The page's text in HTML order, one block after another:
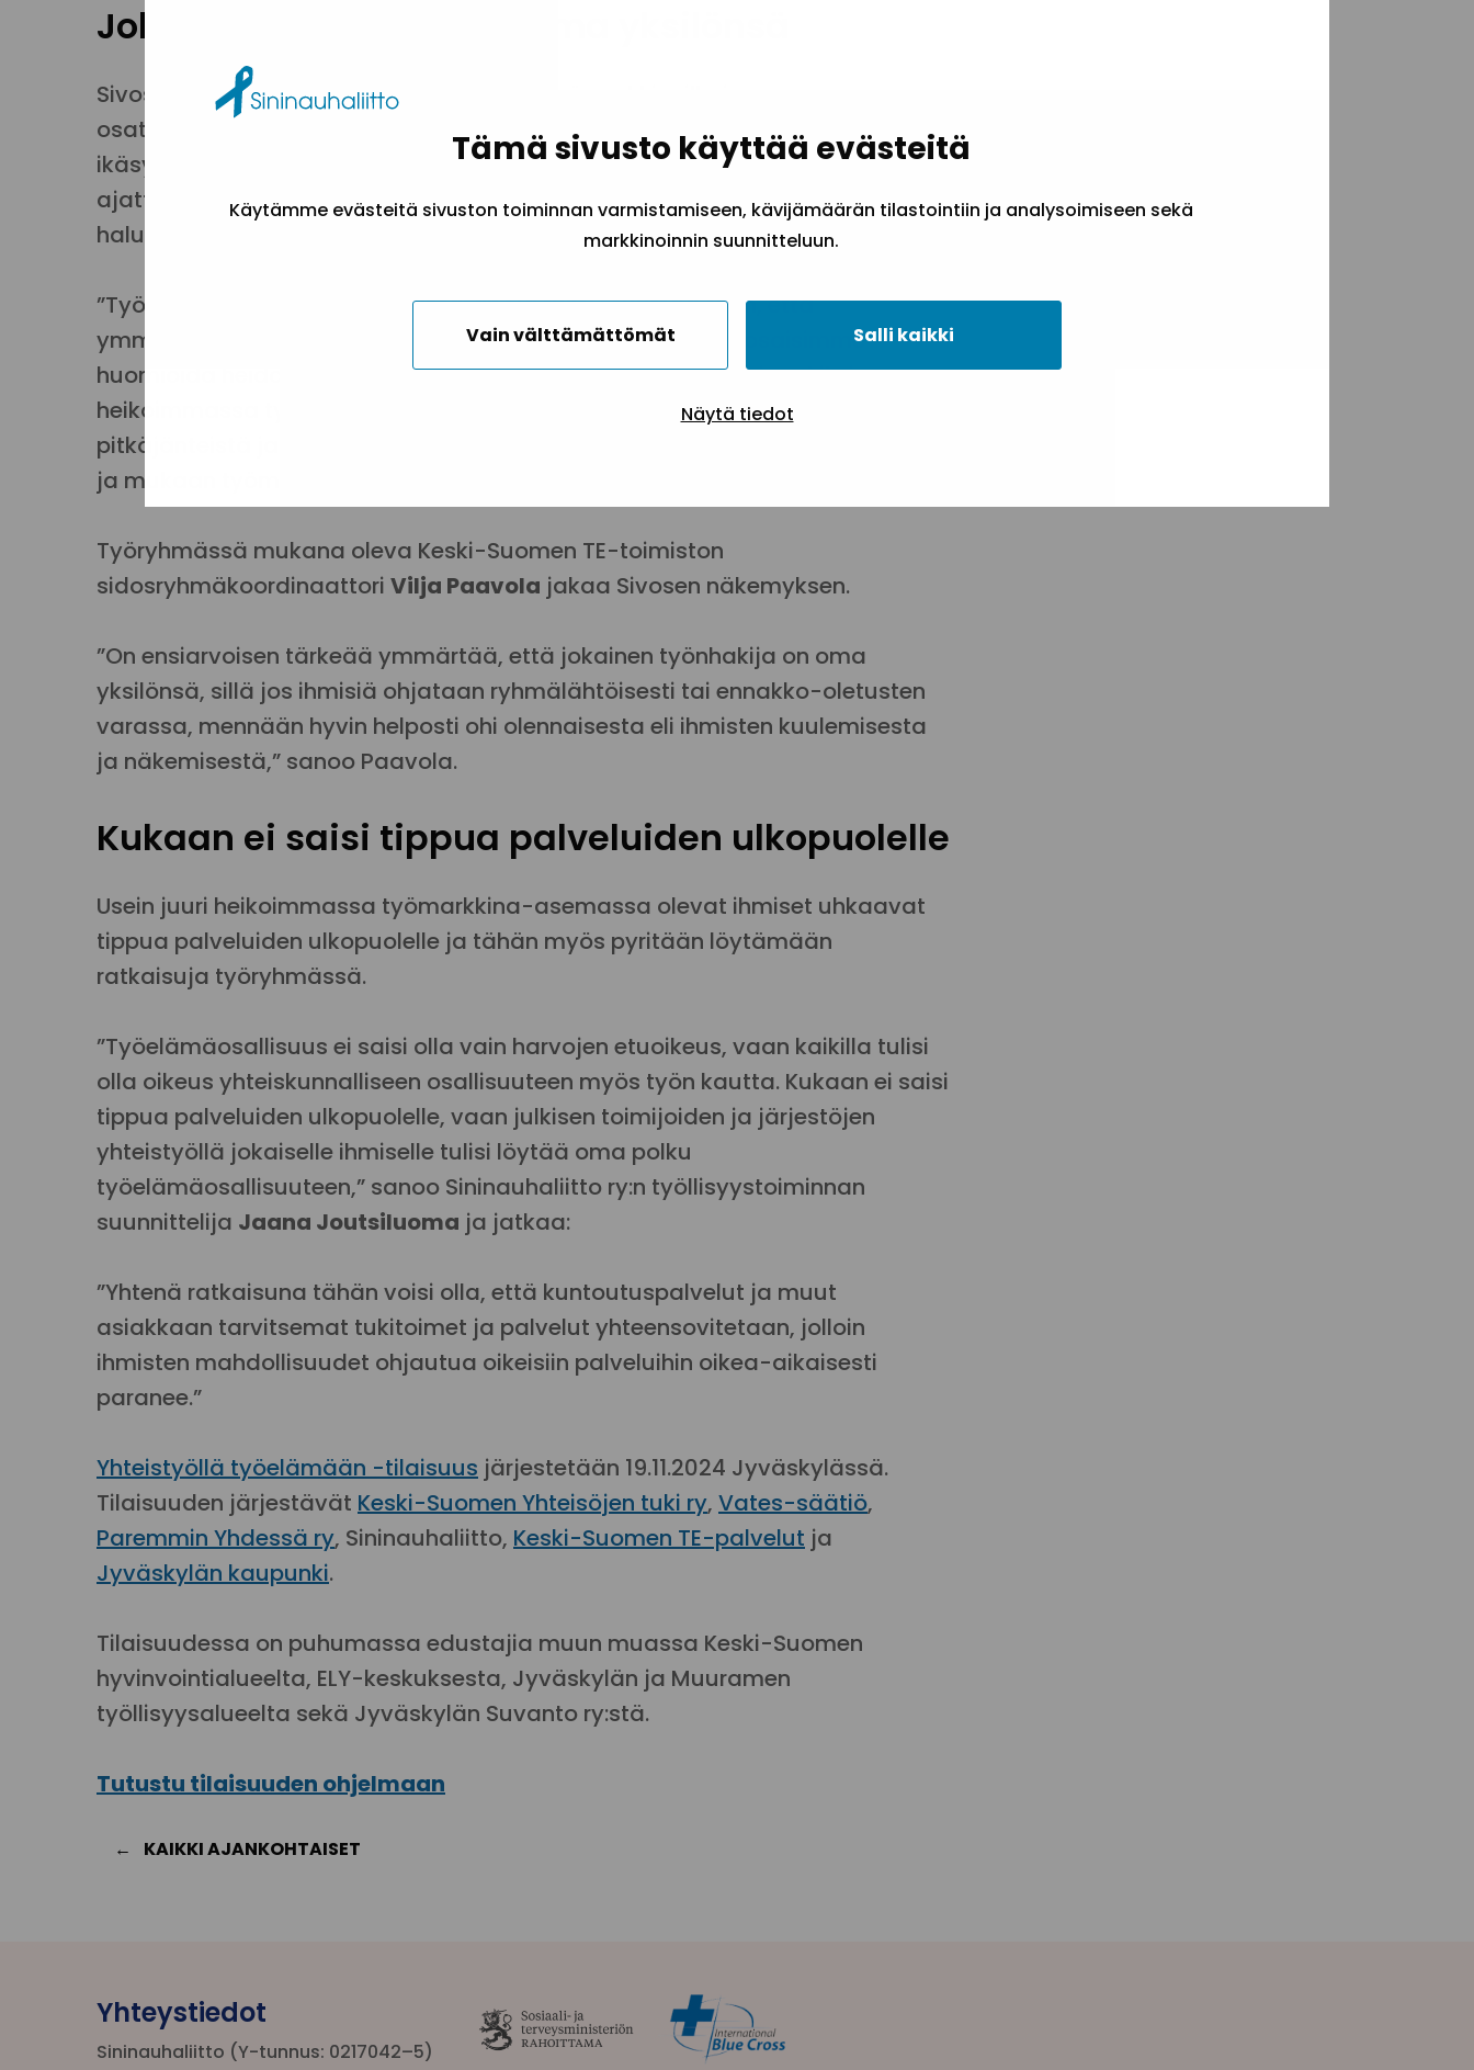
Tämä sivusto käyttää evästeitä
Käytämme evästeitä sivuston toiminnan varmistamiseen, kävijämäärän tilastointiin ja analysoimiseen sekä
markkinoinnin suunnitteluun.
Vain välttämättömät Salli kaikki
Näytä tiedot
Jokainen työnhakija on oma yksilönsä
Sivosen mukaan eriarvoistuminen näkyy työmarkkinoilla jo muun muassa
osatyökykyisten haasteissa saada mielekästä työtä, yli 55-vuotiaiden
ikäsyrjintänä, kansainvälisten osaajien vaikeutena työllistyä sekä
ajattelutapana, että työllistyminen on pitkälti kiinni vain ihmisen omasta
halusta ja motivaatiosta työllistyä.
”Työelämän ajattelu- ja toimintatapoja tulisi muuttaa siten, että
ymmärtäisimme ihmisten monimuotoisuutta paremmin ja osaisimme
huomioida heidän erilaisia tarpeitansa työelämän osalta. Esimerkiksi
heikoimmassa työmarkkina-asemassa olevat ihmiset tarvitsevat usein
pitkäjänteistä ja ihmislähtöistä tukea päästäkseen jälleen kiinni työelämään
ja mukaan työmarkkinoille,” sanoo Sivonen.
Työryhmässä mukana oleva Keski-Suomen TE-toimiston
sidosryhmäkoordinaattori Vilja Paavola jakaa Sivosen näkemyksen.
”On ensiarvoisen tärkeää ymmärtää, että jokainen työnhakija on oma
yksilönsä, sillä jos ihmisiä ohjataan ryhmälähtöisesti tai ennakko-oletusten
varassa, mennään hyvin helposti ohi olennaisesta eli ihmisten kuulemisesta
ja näkemisestä,” sanoo Paavola.
Kukaan ei saisi tippua palveluiden ulkopuolelle
Usein juuri heikoimmassa työmarkkina-asemassa olevat ihmiset uhkaavat
tippua palveluiden ulkopuolelle ja tähän myös pyritään löytämään
ratkaisuja työryhmässä.
”Työelämäosallisuus ei saisi olla vain harvojen etuoikeus, vaan kaikilla tulisi
olla oikeus yhteiskunnalliseen osallisuuteen myös työn kautta. Kukaan ei saisi
tippua palveluiden ulkopuolelle, vaan julkisen toimijoiden ja järjestöjen
yhteistyöllä jokaiselle ihmiselle tulisi löytää oma polku
työelämäosallisuuteen,” sanoo Sininauhaliitto ry:n työllisyystoiminnan
suunnittelija Jaana Joutsiluoma ja jatkaa:
”Yhtenä ratkaisuna tähän voisi olla, että kuntoutuspalvelut ja muut
asiakkaan tarvitsemat tukitoimet ja palvelut yhteensovitetaan, jolloin
ihmisten mahdollisuudet ohjautua oikeisiin palveluihin oikea-aikaisesti
paranee.”
Yhteistyöllä työelämään -tilaisuus järjestetään 19.11.2024 Jyväskylässä.
Tilaisuuden järjestävät Keski-Suomen Yhteisöjen tuki ry, Vates-säätiö,
Paremmin Yhdessä ry, Sininauhaliitto, Keski-Suomen TE-palvelut ja
Jyväskylän kaupunki.
Tilaisuudessa on puhumassa edustajia muun muassa Keski-Suomen
hyvinvointialueelta, ELY-keskuksesta, Jyväskylän ja Muuramen
työllisyysalueelta sekä Jyväskylän Suvanto ry:stä.
Tutustu tilaisuuden ohjelmaan
KAIKKI AJANKOHTAISET
Yhteystiedot
Sininauhaliitto (Y-tunnus: 0217042–5)